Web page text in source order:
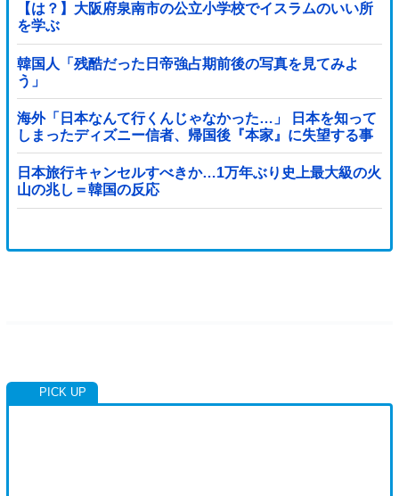
【は？】大阪府泉南市の公立小学校でイスラムのいい所
を学ぶ
韓国人「残酷だった日帝強占期前後の写真を見てみよ
う」
海外「日本なんて行くんじゃなかった…」 日本を知って
しまったディズニー信者、帰国後『本家』に失望する事
態に
日本旅行キャンセルすべきか…1万年ぶり史上最大級の火
山の兆し＝韓国の反応